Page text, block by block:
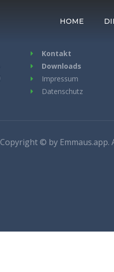
HOME
Kontakt
Downloads
Impressum
Datenschutz
Copyright © by Emmaus.app.